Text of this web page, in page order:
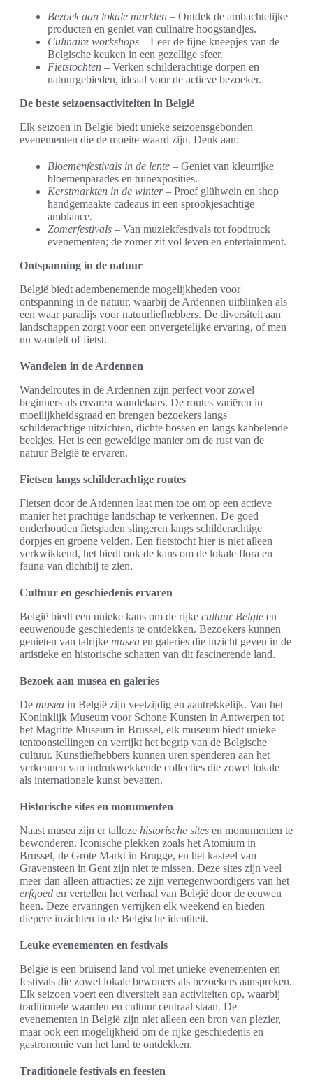
Bezoek aan lokale markten – Ontdek de ambachtelijke
producten en geniet van culinaire hoogstandjes.
Culinaire workshops – Leer de fijne kneepjes van de
Belgische keuken in een gezellige sfeer.
Fietstochten – Verken schilderachtige dorpen en
natuurgebieden, ideaal voor de actieve bezoeker.
De beste seizoensactiviteiten in België
Elk seizoen in België biedt unieke seizoensgebonden
evenementen die de moeite waard zijn. Denk aan:
Bloemenfestivals in de lente – Geniet van kleurrijke
bloemenparades en tuinexposities.
Kerstmarkten in de winter– Proef glühwein en shop
handgemaakte cadeaus in een sprookjesachtige
ambiance.
Zomerfestivals – Van muziekfestivals tot foodtruck
evenementen; de zomer zit vol leven en entertainment.
Ontspanning in de natuur
België biedt adembenemende mogelijkheden voor
ontspanning in de natuur, waarbij de Ardennen uitblinken als
een waar paradijs voor natuurliefhebbers. De diversiteit aan
landschappen zorgt voor een onvergetelijke ervaring, of men
nu wandelt of fietst.
Wandelen in de Ardennen
Wandelroutes in de Ardennen zijn perfect voor zowel
beginners als ervaren wandelaars. De routes variëren in
moeilijkheidsgraad en brengen bezoekers langs
schilderachtige uitzichten, dichte bossen en langs kabbelende
beekjes. Het is een geweldige manier om de rust van de
natuur België te ervaren.
Fietsen langs schilderachtige routes
Fietsen door de Ardennen laat men toe om op een actieve
manier het prachtige landschap te verkennen. De goed
onderhouden fietspaden slingeren langs schilderachtige
dorpjes en groene velden. Een fietstocht hier is niet alleen
verkwikkend, het biedt ook de kans om de lokale flora en
fauna van dichtbij te zien.
Cultuur en geschiedenis ervaren
België biedt een unieke kans om de rijke cultuur België en
eeuwenoude geschiedenis te ontdekken. Bezoekers kunnen
genieten van talrijke musea en galeries die inzicht geven in de
artistieke en historische schatten van dit fascinerende land.
Bezoek aan musea en galeries
De musea in België zijn veelzijdig en aantrekkelijk. Van het
Koninklijk Museum voor Schone Kunsten in Antwerpen tot
het Magritte Museum in Brussel, elk museum biedt unieke
tentoonstellingen en verrijkt het begrip van de Belgische
cultuur. Kunstliefhebbers kunnen uren spenderen aan het
verkennen van indrukwekkende collecties die zowel lokale
als internationale kunst bevatten.
Historische sites en monumenten
Naast musea zijn er talloze historische sites en monumenten te
bewonderen. Iconische plekken zoals het Atomium in
Brussel, de Grote Markt in Brugge, en het kasteel van
Gravensteen in Gent zijn niet te missen. Deze sites zijn veel
meer dan alleen attracties; ze zijn vertegenwoordigers van het
erfgoed en vertellen het verhaal van België door de eeuwen
heen. Deze ervaringen verrijken elk weekend en bieden
diepere inzichten in de Belgische identiteit.
Leuke evenementen en festivals
België is een bruisend land vol met unieke evenementen en
festivals die zowel lokale bewoners als bezoekers aanspreken.
Elk seizoen voert een diversiteit aan activiteiten op, waarbij
traditionele waarden en cultuur centraal staan. De
evenementen in België zijn niet alleen een bron van plezier,
maar ook een mogelijkheid om de rijke geschiedenis en
gastronomie van het land te ontdekken.
Traditionele festivals en feesten